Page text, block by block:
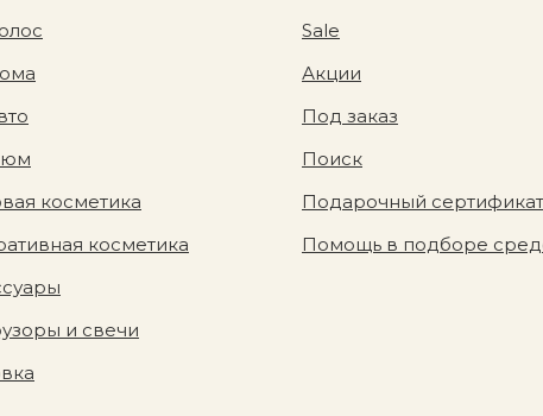
косметика
Sale
Акции
Под заказ
Поиск
Подарочный сертификат
Помощь в подборе
и свечи
косметика